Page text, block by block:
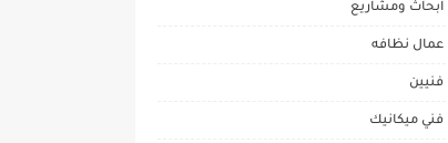
ابحاث ومشاريع
عمال نظافه
فنيين
فني ميكانيك